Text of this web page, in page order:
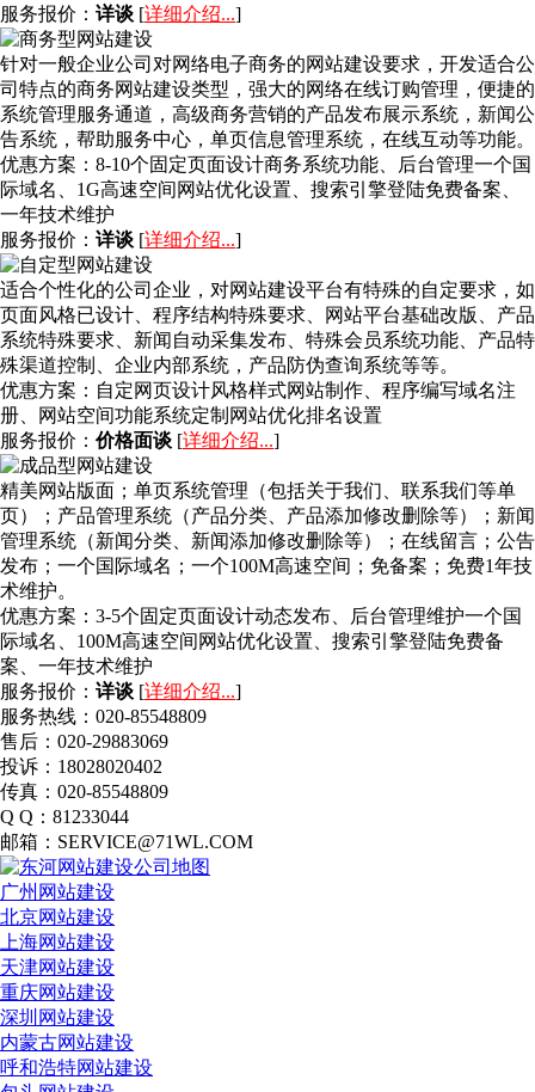
服务报价： 详谈 [详细介绍...]
针对一般企业公司对网络电子商务的网站建设要求，开发适合公
司特点的商务网站建设类型，强大的网络在线订购管理，便捷的
系统管理服务通道，高级商务营销的产品发布展示系统，新闻公
告系统，帮助服务中心，单页信息管理系统，在线互动等功能。
优惠方案： 8-10个固定页面设计商务系统功能、后台管理一个国
际域名、1G高速空间网站优化设置、搜索引擎登陆免费备案、
一年技术维护
服务报价： 详谈 [详细介绍...]
适合个性化的公司企业，对网站建设平台有特殊的自定要求，如
页面风格已设计、程序结构特殊要求、网站平台基础改版、产品
系统特殊要求、新闻自动采集发布、特殊会员系统功能、产品特
殊渠道控制、企业内部系统，产品防伪查询系统等等。
优惠方案： 自定网页设计风格样式网站制作、程序编写域名注
册、网站空间功能系统定制网站优化排名设置
服务报价： 价格面谈 [详细介绍...]
精美网站版面；单页系统管理（包括关于我们、联系我们等单
页）；产品管理系统（产品分类、产品添加修改删除等）；新闻
管理系统（新闻分类、新闻添加修改删除等）；在线留言；公告
发布；一个国际域名；一个100M高速空间；免备案；免费1年技
术维护。
优惠方案： 3-5个固定页面设计动态发布、后台管理维护一个国
际域名、100M高速空间网站优化设置、搜索引擎登陆免费备
案、一年技术维护
服务报价： 详谈 [详细介绍...]
服务热线：020-85548809
售后：020-29883069
投诉：18028020402
传真：020-85548809
Q Q：81233044
邮箱：SERVICE@71WL.COM
广州网站建设
北京网站建设
上海网站建设
天津网站建设
重庆网站建设
深圳网站建设
内蒙古网站建设
呼和浩特网站建设